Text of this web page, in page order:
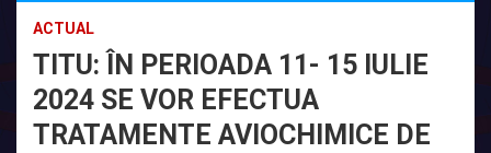
ACTUAL
TITU: ÎN PERIOADA 11- 15 IULIE
2024 SE VOR EFECTUA
TRATAMENTE AVIOCHIMICE DE